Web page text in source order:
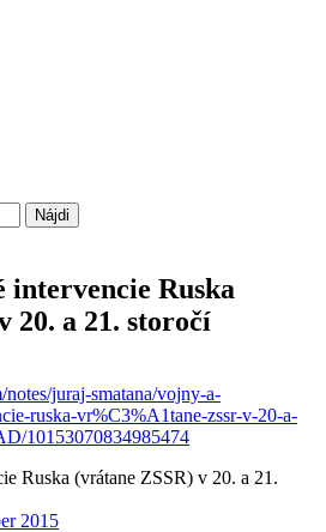
intervencie Ruska
20. a 21. storočí
juraj-smatana/vojny-a-
ruska-vr%C3%A1tane-zssr-v-20-a-
10153070834985474
Ruska (vrátane ZSSR) v 20. a 21.
2015